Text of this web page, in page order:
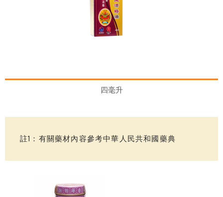
四毫升
註1：有關藥材內容參考中華人民共和國藥典